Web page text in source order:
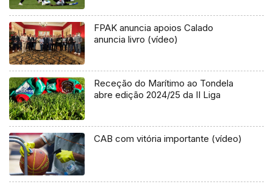
FPAK anuncia apoios Calado
anuncia livro (vídeo)
Receção do Marítimo ao Tondela
abre edição 2024/25 da II Liga
CAB com vitória importante (vídeo)